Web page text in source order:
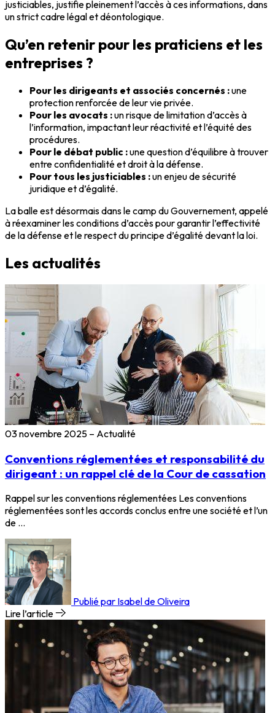
justiciables, justifie pleinement l’accès à ces informations, dans
un strict cadre légal et déontologique.
Qu’en retenir pour les praticiens et les
entreprises ?
Pour les dirigeants et associés concernés :une
protection renforcée de leur vie privée.
Pour les avocats :un risque de limitation d’accès à
l’information, impactant leur réactivité et l’équité des
procédures.
Pour le débat public :une question d’équilibre à trouver
entre confidentialité et droit à la défense.
Pour tous les justiciables :un enjeu de sécurité
juridique et d’égalité.
La balle est désormais dans le camp du Gouvernement, appelé
à réexaminer les conditions d’accès pour garantir l’effectivité
de la défense et le respect du principe d’égalité devant la loi.
Les actualités
03 novembre 2025 – Actualité
Conventions réglementées et responsabilité du
dirigeant : un rappel clé de la Cour de cassation
Rappel sur les conventions réglementées Les conventions
réglementées sont les accords conclus entre une société et l’un
de …
Publié par Isabel de Oliveira
Lire l’article